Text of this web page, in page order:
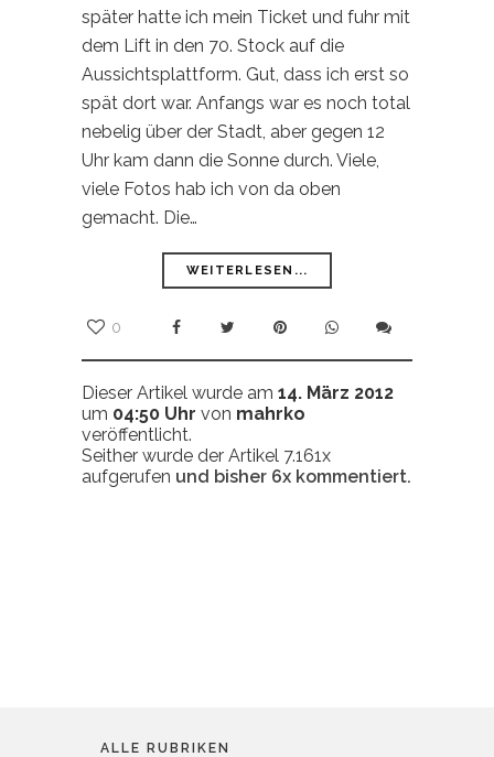
später hatte ich mein Ticket und fuhr mit
dem Lift in den 70. Stock auf die
Aussichtsplattform. Gut, dass ich erst so
spät dort war. Anfangs war es noch total
nebelig über der Stadt, aber gegen 12
Uhr kam dann die Sonne durch. Viele,
viele Fotos hab ich von da oben
gemacht. Die…
WEITERLESEN...
0
Dieser Artikel wurde am 14. März 2012
um 04:50 Uhr von mahrko
veröffentlicht.
Seither wurde der Artikel 7.161x
aufgerufen und bisher 6x kommentiert.
ALLE RUBRIKEN